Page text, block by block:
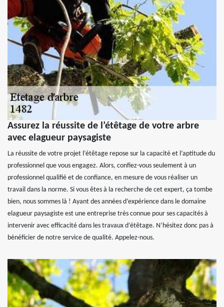
Assurez la réussite de l’étêtage de votre arbre
avec elagueur paysagiste
La réussite de votre projet l’étêtage repose sur la capacité et l’aptitude du
professionnel que vous engagez. Alors, confiez-vous seulement à un
professionnel qualifié et de confiance, en mesure de vous réaliser un
travail dans la norme. Si vous êtes à la recherche de cet expert, ça tombe
bien, nous sommes là ! Ayant des années d’expérience dans le domaine
elagueur paysagiste est une entreprise très connue pour ses capacités à
intervenir avec efficacité dans les travaux d’étêtage. N’hésitez donc pas à
bénéficier de notre service de qualité. Appelez-nous.